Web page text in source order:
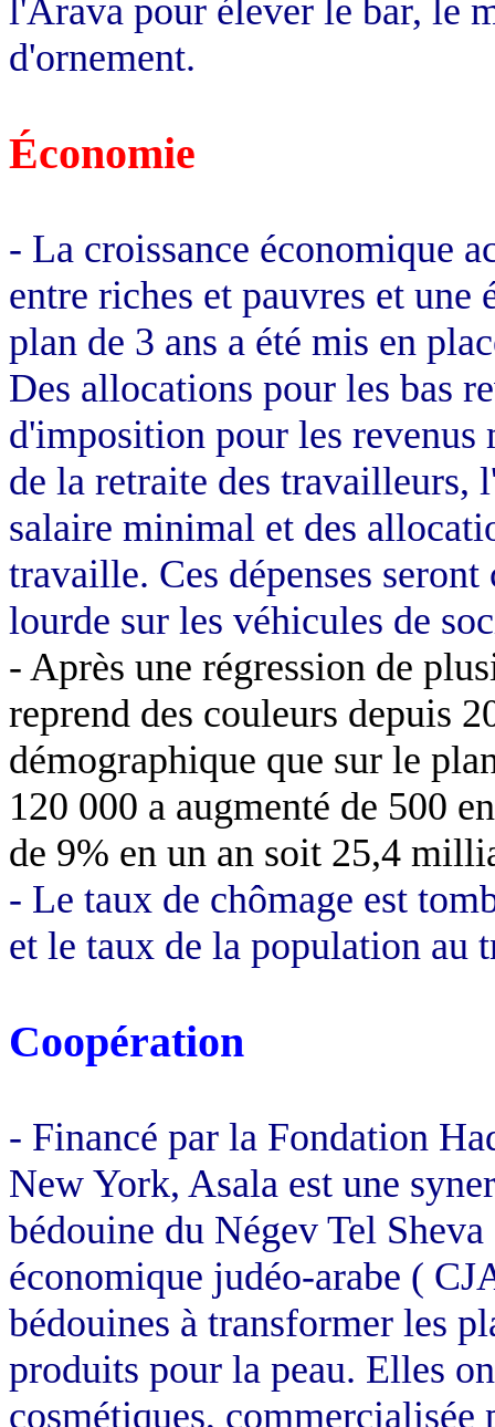
l'Arava pour élever le bar, le
d'ornement.
Économie
- La croissance économique
entre riches et pauvres et une
plan de 3 ans a été mis en
Des allocations pour les bas
d'imposition pour les
de la retraite des travailleurs,
salaire minimal et des
travaille. Ces dépenses
lourde sur les véhicules de
- Après une régression de
reprend des couleurs depuis
démographique que sur le
120 000 a augmenté de 500
de 9% en un an soit 25,4
- Le taux de chômage est
et le taux de la population au
Coopération
- Financé par la Fondation
New York, Asala est une
bédouine du Négev Tel Sheva
économique judéo-arabe (
bédouines à transformer les
produits pour la peau. Elles
cosmétiques, commercialisée